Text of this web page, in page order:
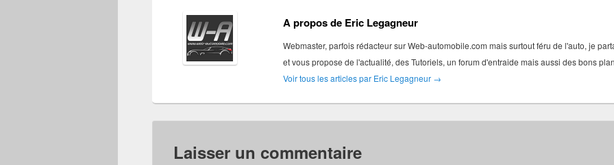
A propos de Eric Legagneur
Webmaster, parfois rédacteur sur Web-automobile.com mais surtout féru de l'auto, je
et vous propose de l'actualité, des Tutoriels, un forum d'entraide mais aussi des bons
Voir tous les articles par Eric Legagneur →
Laisser un commentaire